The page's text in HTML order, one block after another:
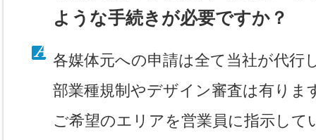
ような手続きが必要ですか？
各媒体元への申請は全て当社が代行
部業種規制やデザイン審査は有りま
ご希望のエリアを営業員に指示し